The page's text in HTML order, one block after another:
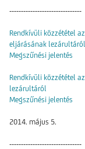
-------------------------------
Rendkívüli közzététel
eljárásának lezárultáról
Megszűnési jelentés
Rendkívüli közzététel
lezárultáról
Megszűnési jelentés
2014. május 5.
-------------------------------